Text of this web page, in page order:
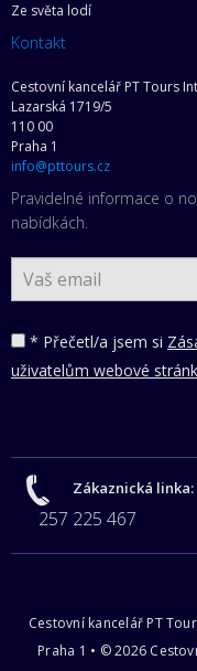
Ze světa lodí
Kontakt
Cestovní kancelář PT Tours
Lazarská 1719/5
110 00
Praha 1
info@pttours.cz
Pravidelné informace o
nabídkách.
* Přečetl/a jsem si
uživatelům webové
Zákaznická linka:
257 225 467
Cestovní kancelář PT
Praha 1 • © 2026